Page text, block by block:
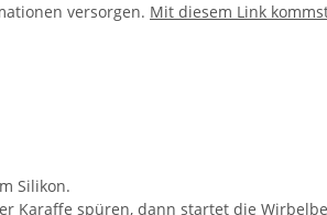
versorgen. Mit diesem Link
Silikon.
Karaffe spüren, dann startet die